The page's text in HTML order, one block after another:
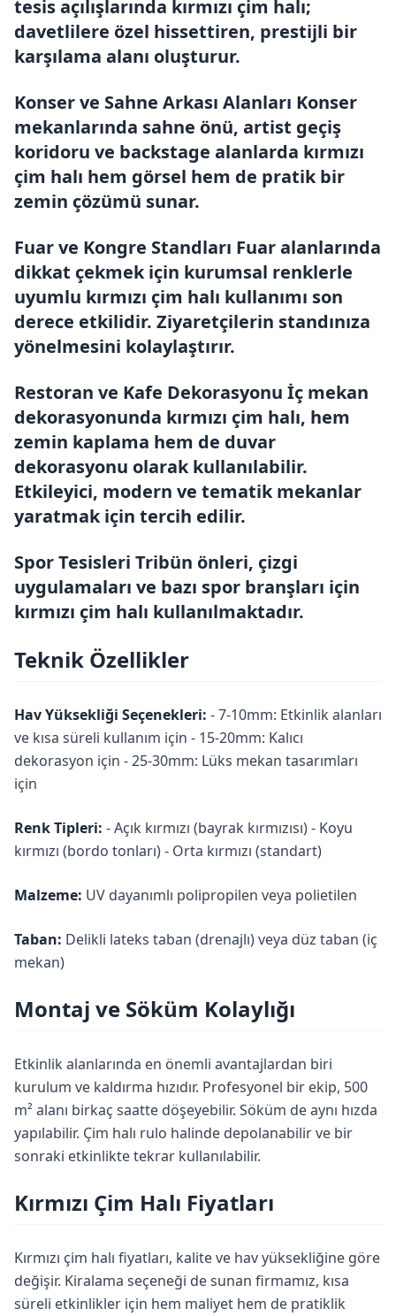
tesis açılışlarında kırmızı çim halı;
davetlilere özel hissettiren, prestijli bir
karşılama alanı oluşturur.
Konser ve Sahne Arkası Alanları Konser
mekanlarında sahne önü, artist geçiş
koridoru ve backstage alanlarda kırmızı
çim halı hem görsel hem de pratik bir
zemin çözümü sunar.
Fuar ve Kongre Standları Fuar alanlarında
dikkat çekmek için kurumsal renklerle
uyumlu kırmızı çim halı kullanımı son
derece etkilidir. Ziyaretçilerin standınıza
yönelmesini kolaylaştırır.
Restoran ve Kafe Dekorasyonu İç mekan
dekorasyonunda kırmızı çim halı, hem
zemin kaplama hem de duvar
dekorasyonu olarak kullanılabilir.
Etkileyici, modern ve tematik mekanlar
yaratmak için tercih edilir.
Spor Tesisleri Tribün önleri, çizgi
uygulamaları ve bazı spor branşları için
kırmızı çim halı kullanılmaktadır.
Teknik Özellikler
Hav Yüksekliği Seçenekleri: - 7-10mm: Etkinlik alanları
ve kısa süreli kullanım için - 15-20mm: Kalıcı
dekorasyon için - 25-30mm: Lüks mekan tasarımları
için
Renk Tipleri: - Açık kırmızı (bayrak kırmızısı) - Koyu
kırmızı (bordo tonları) - Orta kırmızı (standart)
Malzeme: UV dayanımlı polipropilen veya polietilen
Taban: Delikli lateks taban (drenajlı) veya düz taban (iç
mekan)
Montaj ve Söküm Kolaylığı
Etkinlik alanlarında en önemli avantajlardan biri
kurulum ve kaldırma hızıdır. Profesyonel bir ekip, 500
m² alanı birkaç saatte döşeyebilir. Söküm de aynı hızda
yapılabilir. Çim halı rulo halinde depolanabilir ve bir
sonraki etkinlikte tekrar kullanılabilir.
Kırmızı Çim Halı Fiyatları
Kırmızı çim halı fiyatları, kalite ve hav yüksekliğine göre
değişir. Kiralama seçeneği de sunan firmamız, kısa
süreli etkinlikler için hem maliyet hem de pratiklik